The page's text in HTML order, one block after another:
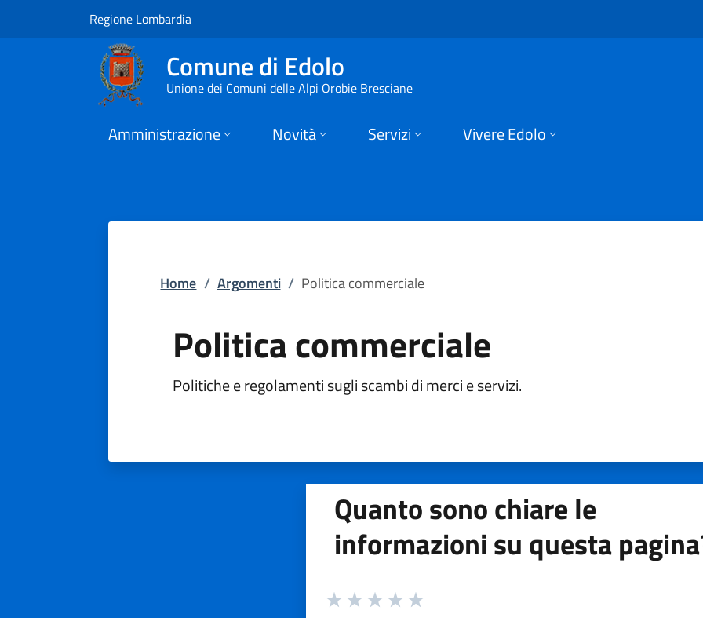
Vai al contenuto principale
Politica commerciale | Comune di Edolo
Regione Lombardia
Comune di Edolo
Unione dei Comuni delle Alpi Orobie Bresciane
Amministrazione Novità Servizi Vivere Edolo
Home / Argomenti / Politica commerciale
Politica commerciale
Politiche e regolamenti sugli scambi di merci e servizi.
Quanto sono chiare le
informazioni su questa
Valuta da 1 a 5 stelle la pagina